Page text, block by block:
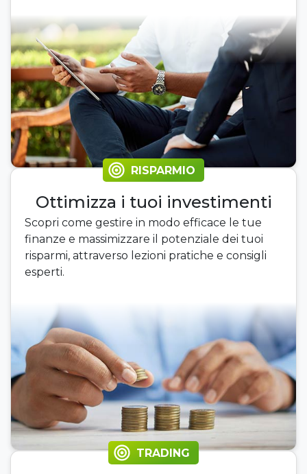
RISPARMIO
Ottimizza i tuoi investimenti
Scopri come gestire in modo efficace le tue
finanze e massimizzare il potenziale dei tuoi
risparmi, attraverso lezioni pratiche e consigli
esperti.
TRADING